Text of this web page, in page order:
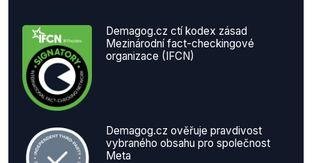
Demagog.cz ctí kodex zásad
Mezinárodní fact-checkingové
organizace (IFCN)
Demagog.cz ověřuje pravdivost
vybraného obsahu pro společnost
Meta